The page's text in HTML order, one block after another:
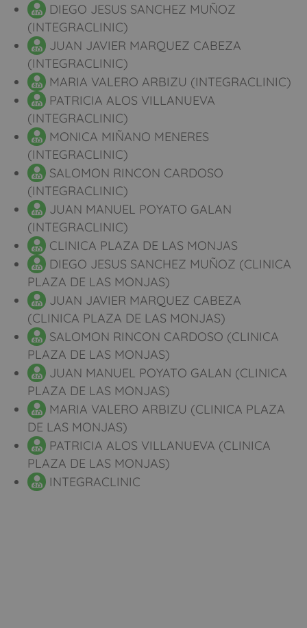
DIEGO JESUS SANCHEZ MUÑOZ
(INTEGRACLINIC)
JUAN JAVIER MARQUEZ CABEZA
(INTEGRACLINIC)
MARIA VALERO ARBIZU (INTEGRACLINIC)
PATRICIA ALOS VILLANUEVA
(INTEGRACLINIC)
MONICA MIÑANO MENERES
(INTEGRACLINIC)
SALOMON RINCON CARDOSO
(INTEGRACLINIC)
JUAN MANUEL POYATO GALAN
(INTEGRACLINIC)
CLINICA PLAZA DE LAS MONJAS
DIEGO JESUS SANCHEZ MUÑOZ (CLINICA
PLAZA DE LAS MONJAS)
JUAN JAVIER MARQUEZ CABEZA
(CLINICA PLAZA DE LAS MONJAS)
SALOMON RINCON CARDOSO (CLINICA
PLAZA DE LAS MONJAS)
JUAN MANUEL POYATO GALAN (CLINICA
PLAZA DE LAS MONJAS)
MARIA VALERO ARBIZU (CLINICA PLAZA
DE LAS MONJAS)
PATRICIA ALOS VILLANUEVA (CLINICA
PLAZA DE LAS MONJAS)
INTEGRACLINIC